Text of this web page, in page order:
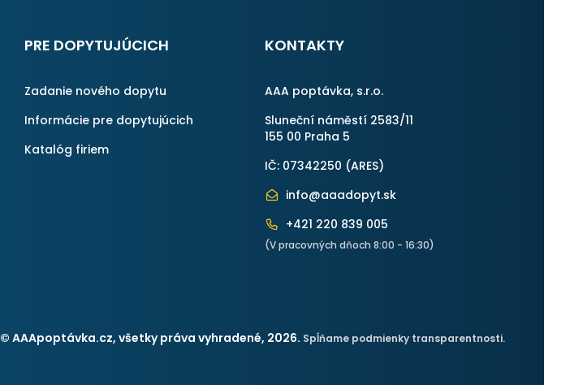
PRE DOPYTUJÚCICH
Zadanie nového dopytu
Informácie pre dopytujúcich
Katalóg firiem
KONTAKTY
AAA poptávka, s.r.o.
Sluneční náměstí 2583/11
155 00 Praha 5
IČ: 07342250 (ARES)
info@aaadopyt.sk
+421 220 839 005
(V pracovných dňoch 8:00 - 16:30)
© AAApoptávka.cz, všetky práva vyhradené, 2026. Spĺňame podmienky transparentnosti.